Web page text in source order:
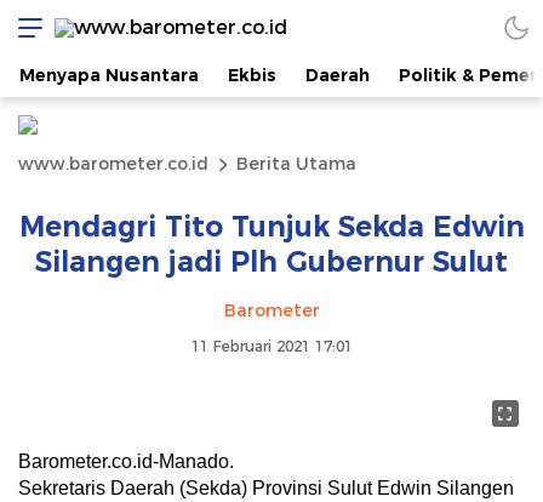
Menyapa Nusantara Ekbis Daerah Politik &
www.barometer.co.id Berita Utama
Mendagri Tito Tunjuk Sekda Edwin
Silangen jadi Plh Gubernur Sulut
Barometer
11 Februari 2021 17:01
Barometer.co.id-Manado.
Sekretaris Daerah (Sekda) Provinsi Sulut Edwin Silangen